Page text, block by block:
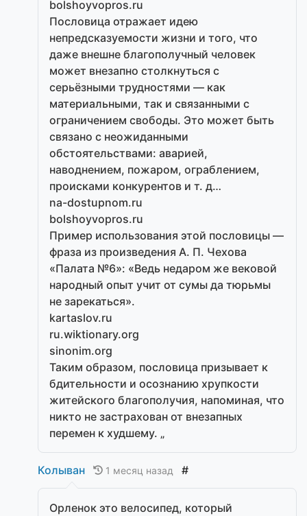
bolshoyvopros.ru
Пословица отражает идею
непредсказуемости жизни и того, что
даже внешне благополучный человек
может внезапно столкнуться с
серьёзными трудностями — как
материальными, так и связанными с
ограничением свободы. Это может быть
связано с неожиданными
обстоятельствами: аварией,
наводнением, пожаром, ограблением,
происками конкурентов и т. д…
na-dostupnom.ru
bolshoyvopros.ru
Пример использования этой пословицы —
фраза из произведения А. П. Чехова
«Палата №6»: «Ведь недаром же вековой
народный опыт учит от сумы да тюрьмы
не зарекаться».
kartaslov.ru
ru.wiktionary.org
sinonim.org
Таким образом, пословица призывает к
бдительности и осознанию хрупкости
житейского благополучия, напоминая, что
никто не застрахован от внезапных
перемен к худшему. „
Колыван 1 месяц назад #
Орленок это велосипед, который